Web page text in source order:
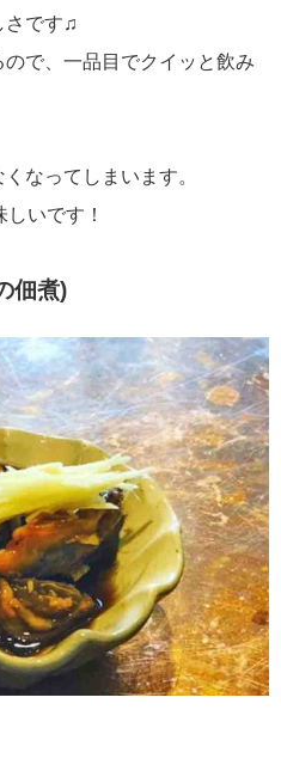
さです♫
で、一品目でクイッと飲み
なってしまいます。
いです！
佃煮)